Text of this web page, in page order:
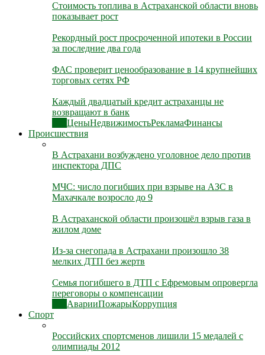
Стоимость топлива в Астраханской области вновь
показывает рост
Рекордный рост просроченной ипотеки в России
за последние два года
ФАС проверит ценообразование в 14 крупнейших
торговых сетях РФ
Каждый двадцатый кредит астраханцы не
возвращают в банк
ЦеныНедвижимостьРекламаФинансы
Происшествия
В Астрахани возбуждено уголовное дело против
инспектора ДПС
МЧС: число погибших при взрыве на АЗС в
Махачкале возросло до 9
В Астраханской области произошёл взрыв газа в
жилом доме
Из-за снегопада в Астрахани произошло 38
мелких ДТП без жертв
Семья погибшего в ДТП с Ефремовым опровергла
переговоры о компенсации
АварииПожарыКоррупция
Спорт
Российских спортсменов лишили 15 медалей с
олимпиады 2012